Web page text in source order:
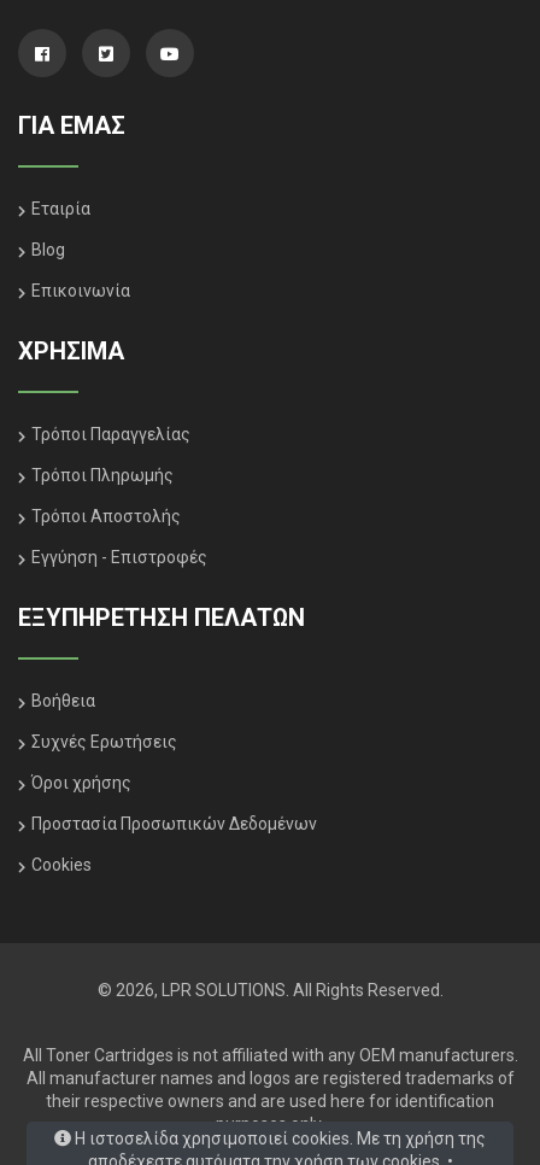
ΓΙΑ ΕΜΑΣ
Εταιρία
Blog
Επικοινωνία
ΧΡΗΣΙΜΑ
Τρόποι Παραγγελίας
Τρόποι Πληρωμής
Τρόποι Αποστολής
Εγγύηση - Επιστροφές
ΕΞΥΠΗΡΈΤΗΣΗ ΠΕΛΑΤΏΝ
Βοήθεια
Συχνές Ερωτήσεις
Όροι χρήσης
Προστασία Προσωπικών Δεδομένων
Cookies
© 2026, LPR SOLUTIONS. All Rights Reserved.
All Toner Cartridges is not affiliated with any OEM manufacturers.
All manufacturer names and logos are registered trademarks of
their respective owners and are used here for identification
purposes only.
Η ιστοσελίδα χρησιμοποιεί cookies. Με τη χρήση της